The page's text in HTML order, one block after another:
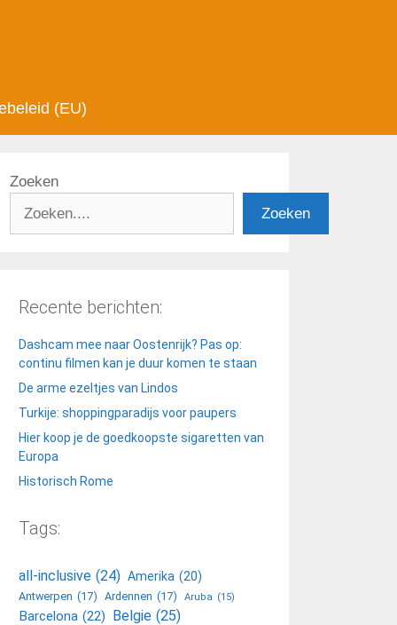
(EU)
Zoeken
Zoeken
Recente berichten:
Dashcam mee naar Oostenrijk? Pas op:
continu filmen kan je duur komen te staan
De arme ezeltjes van Lindos
Turkije: shoppingparadijs voor paupers
Hier koop je de goedkoopste sigaretten van
Europa
Historisch Rome
Tags:
all-inclusive (24) Amerika (20)
Antwerpen (17) Ardennen (17) Aruba (15)
Barcelona (22) Belgie (25)